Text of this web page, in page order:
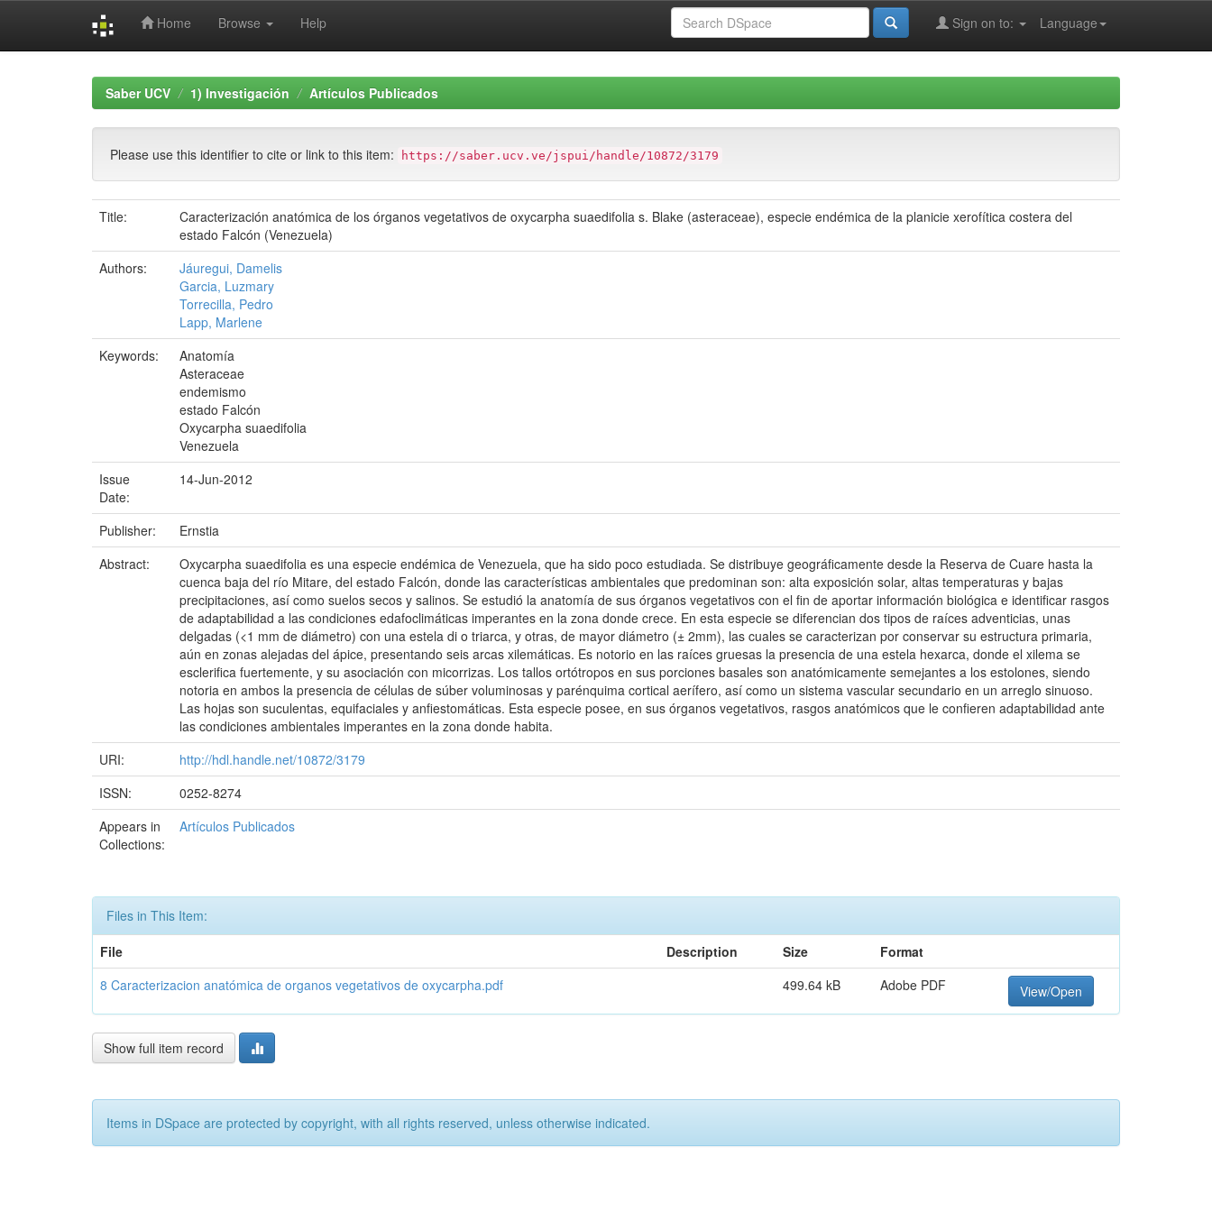
Home Browse Help Language
Sign on to:
Saber UCV 1) Investigación Artículos Publicados
Please use this identifier to cite or link to this item: https://saber.ucv.ve/jspui/handle/10872/3179
Title:
Caracterización anatómica de los órganos vegetativos de oxycarpha suaedifolia s. Blake (asteraceae), especie endémica de la planicie xerofítica costera del
estado Falcón (Venezuela)
Authors:
Jáuregui, Damelis
Garcia, Luzmary
Torrecilla, Pedro
Lapp, Marlene
Keywords:
Anatomía
Asteraceae
endemismo
estado Falcón
Oxycarpha suaedifolia
Venezuela
Issue
Date:
14-Jun-2012
Publisher:
Ernstia
Abstract:
Oxycarpha suaedifolia es una especie endémica de Venezuela, que ha sido poco estudiada. Se distribuye geográficamente desde la Reserva de Cuare hasta la
cuenca baja del río Mitare, del estado Falcón, donde las características ambientales que predominan son: alta exposición solar, altas temperaturas y bajas
precipitaciones, así como suelos secos y salinos. Se estudió la anatomía de sus órganos vegetativos con el fin de aportar información biológica e identificar rasgos
de adaptabilidad a las condiciones edafoclimáticas imperantes en la zona donde crece. En esta especie se diferencian dos tipos de raíces adventicias, unas
delgadas (<1 mm de diámetro) con una estela di o triarca, y otras, de mayor diámetro (± 2mm), las cuales se caracterizan por conservar su estructura primaria,
aún en zonas alejadas del ápice, presentando seis arcas xilemáticas. Es notorio en las raíces gruesas la presencia de una estela hexarca, donde el xilema se
esclerifica fuertemente, y su asociación con micorrizas. Los tallos ortótropos en sus porciones basales son anatómicamente semejantes a los estolones, siendo
notoria en ambos la presencia de células de súber voluminosas y parénquima cortical aerífero, así como un sistema vascular secundario en un arreglo sinuoso.
Las hojas son suculentas, equifaciales y anfiestomáticas. Esta especie posee, en sus órganos vegetativos, rasgos anatómicos que le confieren adaptabilidad ante
las condiciones ambientales imperantes en la zona donde habita.
URI:
http://hdl.handle.net/10872/3179
ISSN:
0252-8274
Appears in
Collections:
Artículos Publicados
Files in This Item:
File
Description Size
Format
8 Caracterizacion anatómica de organos vegetativos de oxycarpha.pdf
499.64 kB Adobe PDF View/Open
Show full item record
Items in DSpace are protected by copyright, with all rights reserved, unless otherwise indicated.